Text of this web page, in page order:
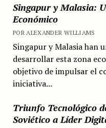
Singapur y Malasia:
Económico
POR ALEXANDER WILLIAMS
Singapur y Malasia han
desarrollar esta zona
objetivo de impulsar el
iniciativa...
Triunfo Tecnológico
Soviético a Líder